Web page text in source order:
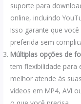
suporte para
online, incluindo
Isso garante que
preferida sem
Múltiplas opções de
tem flexibilidade para
melhor atende às
vídeos em MP4, AVI